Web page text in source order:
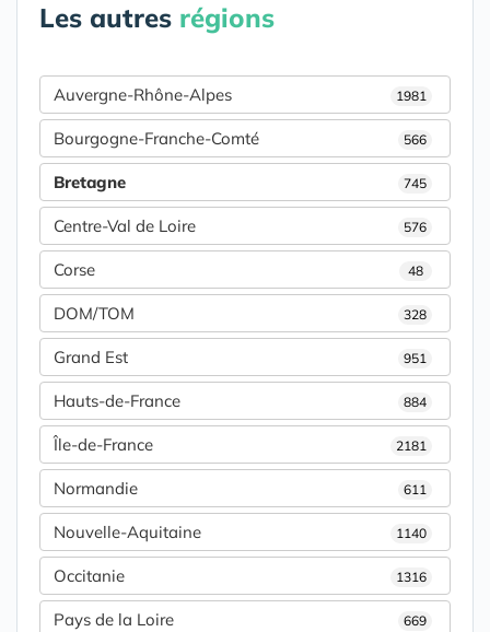
Les autres régions
Auvergne-Rhône-Alpes 1981
Bourgogne-Franche-Comté 566
Bretagne 745
Centre-Val de Loire 576
Corse 48
DOM/TOM 328
Grand Est 951
Hauts-de-France 884
Île-de-France 2181
Normandie 611
Nouvelle-Aquitaine 1140
Occitanie 1316
Pays de la Loire 669